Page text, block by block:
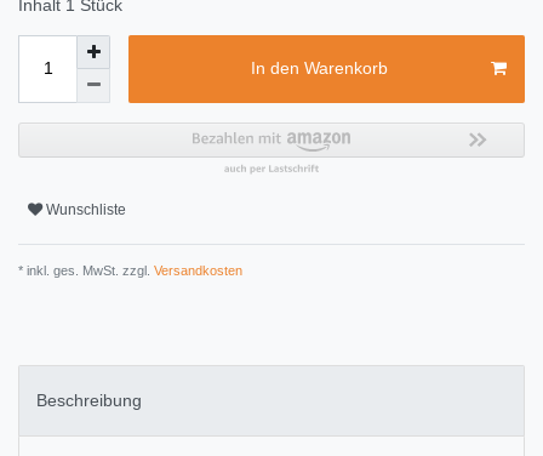
Inhalt 1 Stück
In den Warenkorb
Wunschliste
* inkl. ges. MwSt. zzgl. Versandkosten
Beschreibung